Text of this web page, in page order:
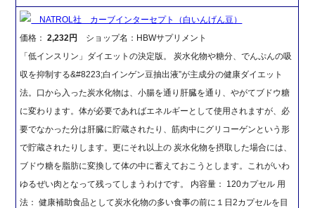
NATROL社 カーブインターセプト（白いんげん豆）
価格：2,232円
ショップ名：HBWサプリメント
「低インスリン」ダイエットの決定版。 炭水化物や糖分、でんぷんの吸
収を抑制する&#8223;白インゲン豆抽出液”が主成分の健康ダイエット
法。口から入った炭水化物は、小腸を通り肝臓を通り、やがてブドウ糖
に変わります。体が必要であればエネルギーとして使用されますが、必
要でなかった分は肝臓に貯蔵されたり、筋肉中にグリコーゲンという形
で貯蔵されたりします。更にそれ以上の 炭水化物を摂取した場合には、
ブドウ糖を脂肪に変換して体の中に蓄えておこうとします。これがいわ
ゆるぜい肉となって残ってしまうわけです。 内容量： 120カプセル 用
法： 健康補助食品として炭水化物の多い食事の前に１日2カプセルを目